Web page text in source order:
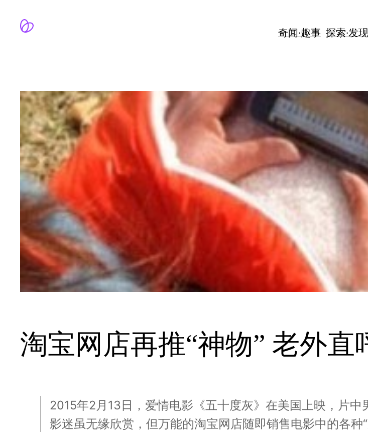
奇闻·趣事 探索·发现
淘宝网店再推“神物” 老外直
2015年2月13日，爱情电影《五十度灰》在美国上映，片
影迷虽无缘欣赏，但万能的淘宝网店随即销售电影中的各